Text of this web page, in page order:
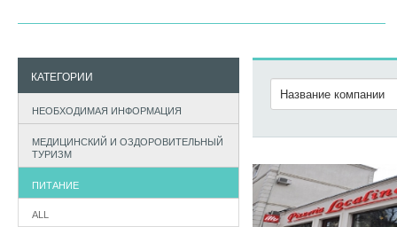
КАТЕГОРИИ
НЕОБХОДИМАЯ ИНФОРМАЦИЯ
МЕДИЦИНСКИЙ И ОЗДОРОВИТЕЛЬНЫЙ
ТУРИЗМ
ПИТАНИЕ
ALL